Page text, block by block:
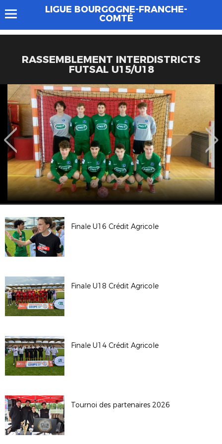
LIGUE BOURGOGNE-FRANCHE-
COMTÉ
RASSEMBLEMENT INTERDISTRICTS
FUTSAL U15/U18
Finale U16 Crédit Agricole
Finale U18 Crédit Agricole
Finale U14 Crédit Agricole
Tournoi des partenaires 2026